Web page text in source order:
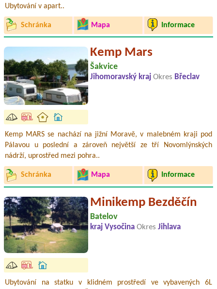
Ubytování v apart..
Schránka Mapa Informace
Kemp Mars
Šakvice
Jihomoravský kraj Okres Břeclav
Kemp MARS se nachází na jižní Moravě, v malebném kraji pod
Pálavou u poslední a zároveň největší ze tří Novomlýnských
nádrží, uprostřed mezi pohra..
Schránka Mapa Informace
Minikemp Bezděčín
Batelov
kraj Vysočina Okres Jihlava
Ubytování na statku v klidném prostředí ve vybavených 6L